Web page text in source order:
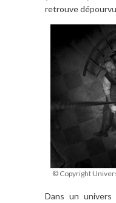
retrouve
© Copyright
Dans un univers